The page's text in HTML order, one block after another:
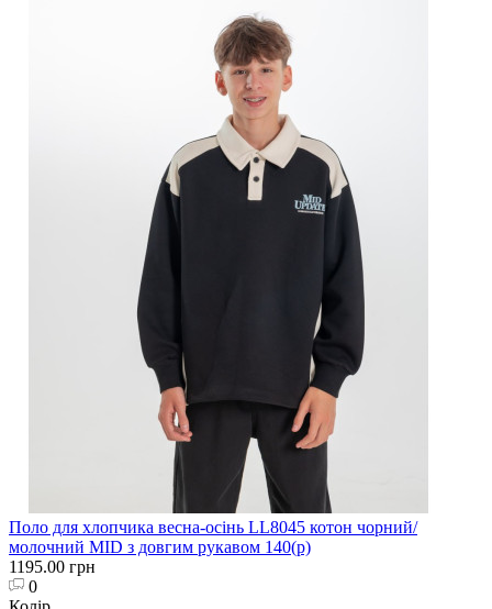
Поло для хлопчика весна-осінь LL8045 котон чорний/
молочний MID з довгим рукавом 140(р)
1195.00 грн
0